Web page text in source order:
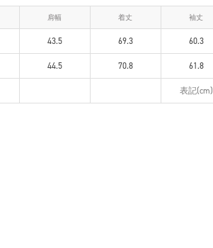
肩幅 着丈 袖丈
43.5 69.3 60.3
44.5 70.8 61.8
表記(cm)